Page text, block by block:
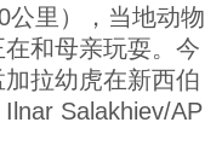
公里），当地动物
和母亲玩耍。今
拉幼虎在新西伯
Salakhiev/AP